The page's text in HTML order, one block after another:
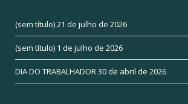
(sem título)21 de julho de 2026
(sem título) 1 de julho de 2026
DIA DO TRABALHADOR30 de abril de 2026